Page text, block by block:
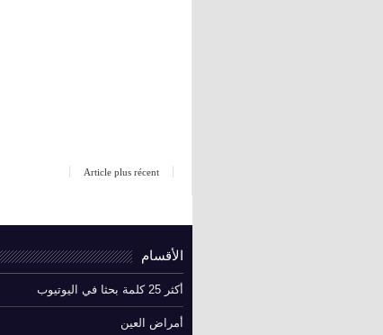
Article plus récent
الأقسام
أكثر 25 كلمة بحثا في اليوتيوب
أمراض العين